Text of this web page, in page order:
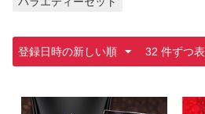
登録日時の新しい順 32 件ずつ